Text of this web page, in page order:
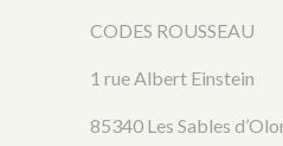
CODES ROUSSEAU
1 rue Albert Einstein
85340 Les Sables